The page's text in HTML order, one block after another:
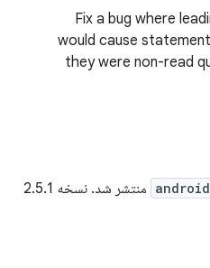
Fix a bug where
would cause
they were non-read
منتشر شد. نسخه 2.5.1